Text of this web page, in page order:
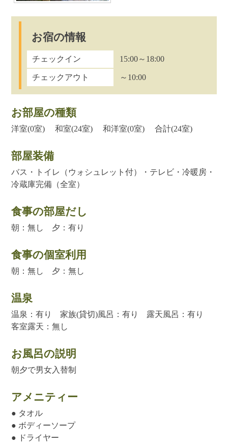
お宿の情報
チェックイン 15:00～18:00
チェックアウト ～10:00
お部屋の種類
洋室(0室) 和室(24室) 和洋室(0室) 合計(24室)
部屋装備
バス・トイレ（ウォシュレット付）・テレビ・冷暖房・
冷蔵庫完備（全室）
食事の部屋だし
朝：無し 夕：有り
食事の個室利用
朝：無し 夕：無し
温泉
温泉：有り 家族(貸切)風呂：有り 露天風呂：有り
客室露天：無し
お風呂の説明
朝夕で男女入替制
アメニティー
● タオル
● ボディーソープ
● ドライヤー